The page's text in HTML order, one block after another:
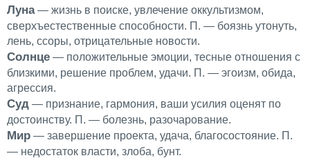
Луна— жизнь в поиске, увлечение оккультизмом,
сверхъестественные способности. П. — боязнь утонуть,
лень, ссоры, отрицательные новости.
Солнце — положительные эмоции, тесные отношения с
близкими, решение проблем, удачи. П. — эгоизм, обида,
агрессия.
Суд — признание, гармония, ваши усилия оценят по
достоинству. П. — болезнь, разочарование.
Мир — завершение проекта, удача, благосостояние. П.
— недостаток власти, злоба, бунт.